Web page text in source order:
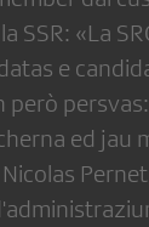
SSR: «La
e
però
ed jau